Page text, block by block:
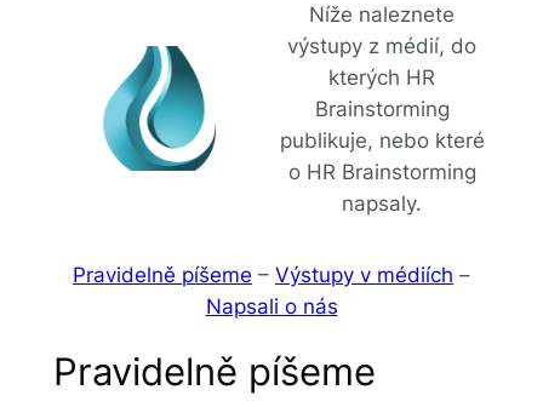
Níže naleznete
výstupy z médií, do
kterých HR
Brainstorming
publikuje, nebo které
o HR Brainstorming
napsaly.
Pravidelně píšeme – Výstupy v médiích –
Napsali o nás
Pravidelně píšeme